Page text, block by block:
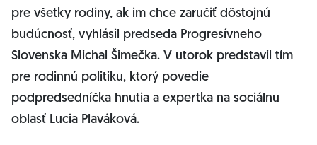
pre všetky rodiny, ak im chce zaručiť dôstojnú
budúcnosť, vyhlásil predseda Progresívneho
Slovenska Michal Šimečka. V utorok predstavil tím
pre rodinnú politiku, ktorý povedie
podpredsedníčka hnutia a expertka na sociálnu
oblasť Lucia Plaváková.